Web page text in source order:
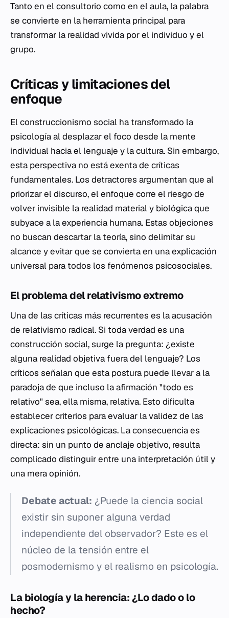
Tanto en el consultorio como en el aula, la palabra
se convierte en la herramienta principal para
transformar la realidad vivida por el individuo y el
grupo.
Críticas y limitaciones del
enfoque
El construccionismo social ha transformado la
psicología al desplazar el foco desde la mente
individual hacia el lenguaje y la cultura. Sin embargo,
esta perspectiva no está exenta de críticas
fundamentales. Los detractores argumentan que al
priorizar el discurso, el enfoque corre el riesgo de
volver invisible la realidad material y biológica que
subyace a la experiencia humana. Estas objeciones
no buscan descartar la teoría, sino delimitar su
alcance y evitar que se convierta en una explicación
universal para todos los fenómenos psicosociales.
El problema del relativismo extremo
Una de las críticas más recurrentes es la acusación
de relativismo radical. Si toda verdad es una
construcción social, surge la pregunta: ¿existe
alguna realidad objetiva fuera del lenguaje? Los
críticos señalan que esta postura puede llevar a la
paradoja de que incluso la afirmación "todo es
relativo" sea, ella misma, relativa. Esto dificulta
establecer criterios para evaluar la validez de las
explicaciones psicológicas. La consecuencia es
directa: sin un punto de anclaje objetivo, resulta
complicado distinguir entre una interpretación útil y
una mera opinión.
Debate actual: ¿Puede la ciencia social
existir sin suponer alguna verdad
independiente del observador? Este es el
núcleo de la tensión entre el
posmodernismo y el realismo en psicología.
La biología y la herencia: ¿Lo dado o lo
hecho?